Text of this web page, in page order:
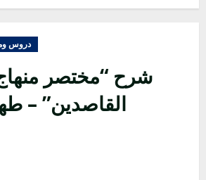
دروس
القاصدين” –